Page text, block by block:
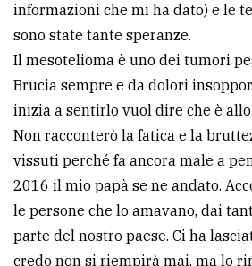
informazioni che mi ha dato) e le
sono state tante speranze.
Il mesotelioma è uno dei tumori
Brucia sempre e da dolori
inizia a sentirlo vuol dire che è
Non racconterò la fatica e la
vissuti perché fa ancora male a
2016 il mio papà se ne andato.
le persone che lo amavano, dai
parte del nostro paese. Ci ha
credo non si riempirà mai, ma lo